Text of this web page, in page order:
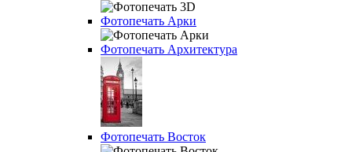
Фотопечать Арки
Фотопечать Архитектура
Фотопечать Восток